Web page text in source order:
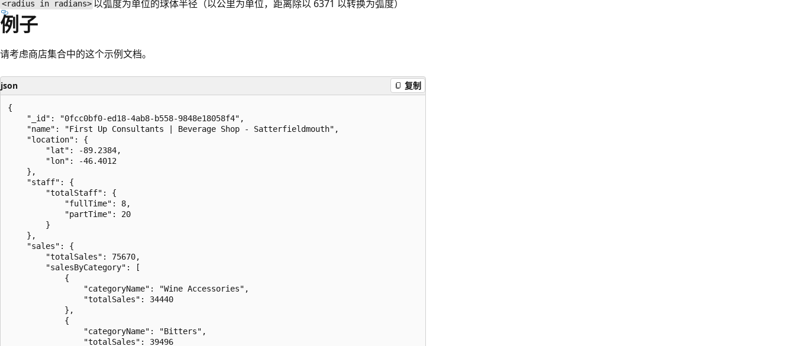
<radius in radians> 以弧度为单位的球体半径（以公里为单位，距离除以 6371 以转换为弧度）
例子
请考虑商店集合中的这个示例文档。
json 复制
{
    "_id": "0fcc0bf0-ed18-4ab8-b558-9848e18058f4",
    "name": "First Up Consultants | Beverage Shop - Satterfieldmouth",
    "location": {
        "lat": -89.2384,
        "lon": -46.4012
    },
    "staff": {
        "totalStaff": {
            "fullTime": 8,
            "partTime": 20
        }
    },
    "sales": {
        "totalSales": 75670,
        "salesByCategory": [
            {
                "categoryName": "Wine Accessories",
                "totalSales": 34440
            },
            {
                "categoryName": "Bitters",
                "totalSales": 39496